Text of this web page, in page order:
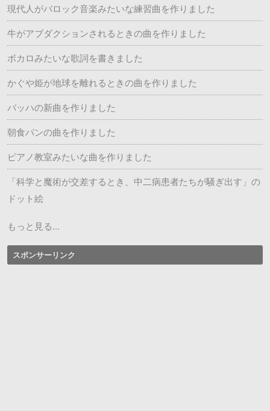
現代人がバロック音楽みたいな練習曲を作りました
牛がアブダクションされるときの曲を作りました
ボカロみたいな歌詞を書きました
かぐや姫が地球を離れるときの曲を作りました
バッハの新曲を作りました
朝食パンの曲を作りました
ピアノ教室みたいな曲を作りました
「科学と魔術が交差するとき、中二病患者たちが騒ぎ出す」の
ドット絵
もっと見る...
スポンサーリンク